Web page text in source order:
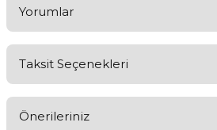
Yorumlar
Taksit Seçenekleri
Önerileriniz